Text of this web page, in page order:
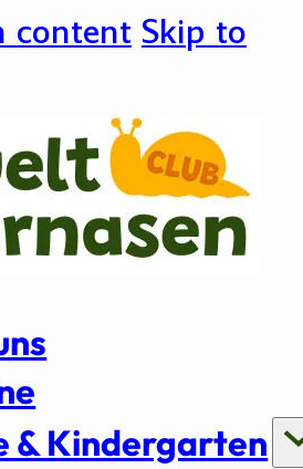
content Skip to
& Kindergarten